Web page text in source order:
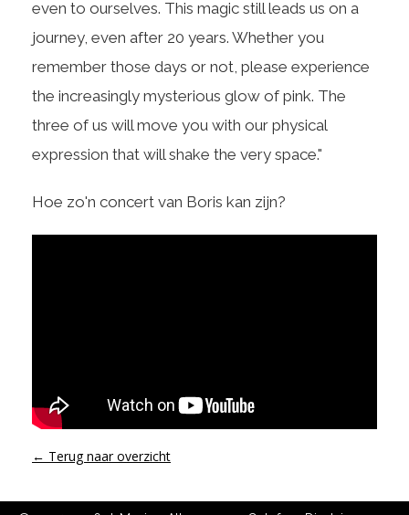
even to ourselves. This magic still leads us on a
journey, even after 20 years. Whether you
remember those days or not, please experience
the increasingly mysterious glow of pink. The
three of us will move you with our physical
expression that will shake the very space."
Hoe zo'n concert van Boris kan zijn?
← Terug naar overzicht